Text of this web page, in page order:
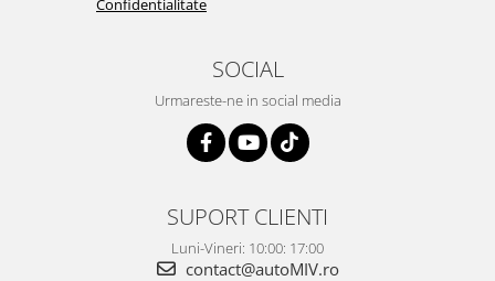
Confidentialitate
SOCIAL
Urmareste-ne in social media
SUPORT CLIENTI
Luni-Vineri: 10:00: 17:00
contact@autoMIV.ro